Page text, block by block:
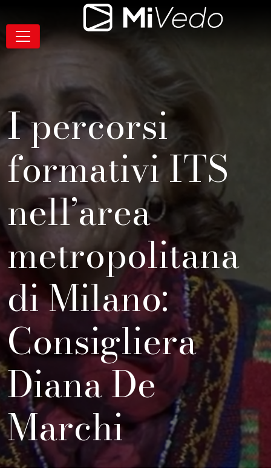
Salta alla navigazione
I percorsi
formativi ITS
nell’area
metropolitana
di Milano:
Consigliera
Diana De
Marchi